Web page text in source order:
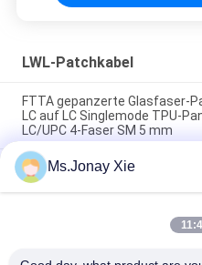
LWL-Patchkabel
FTTA gepanzerte Glasfaser-
LC auf LC Singlemode TPU-
LC/UPC 4-Faser SM 5 mm
Outdoor 8-adriges
LC 6,0 mm Einzelmodell mit
Jumper 8fasern LC/UPC-LC/
MPO zu LC Uniboot 8core
Ms.Jonay Xie